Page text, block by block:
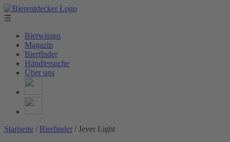
☰
Bierwissen
Magazin
Bierfinder
Händlersuche
Über uns
Startseite / Bierfinder / Jever Light